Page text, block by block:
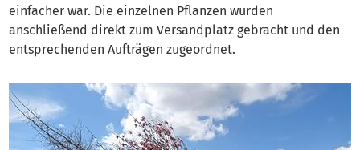
einfacher war. Die einzelnen Pflanzen wurden
anschließend direkt zum Versandplatz gebracht und den
entsprechenden Aufträgen zugeordnet.